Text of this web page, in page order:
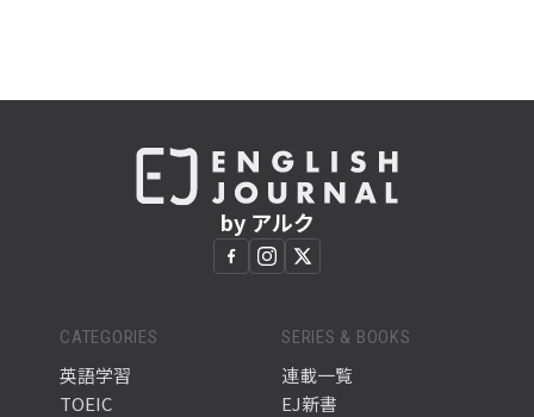
by アルク
CATEGORIES
英語学習
TOEIC
SERIES & BOOKS
連載一覧
EJ新書